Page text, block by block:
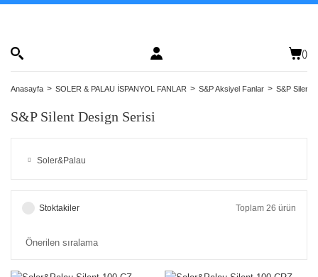
()
Anasayfa SOLER & PALAU İSPANYOL FANLAR S&P Aksiyel Fanlar S&P Silent
S&P Silent Design Serisi
Soler&Palau
Stoktakiler Toplam 26 ürün